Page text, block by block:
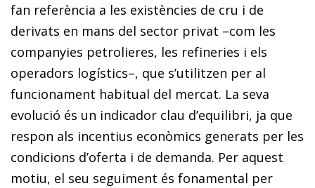
fan referència a les existències de cru i de
derivats en mans del sector privat –com les
companyies petrolieres, les refineries i els
operadors logístics–, que s’utilitzen per al
funcionament habitual del mercat. La seva
evolució és un indicador clau d’equilibri, ja que
respon als incentius econòmics generats per les
condicions d’oferta i de demanda. Per aquest
motiu, el seu seguiment és fonamental per